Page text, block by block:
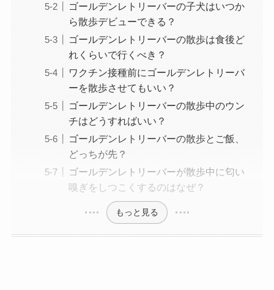
ゴールデンレトリーバーの子犬はいつか
ら散歩デビューできる？
ゴールデンレトリーバーの散歩は食後ど
れくらいで行くべき？
ワクチン接種前にゴールデンレトリーバ
ーを散歩させてもいい？
ゴールデンレトリーバーの散歩中のウン
チはどうすればいい？
ゴールデンレトリーバーの散歩とご飯、
どっちが先？
ゴールデンレトリーバーが散歩中に匂い
嗅ぎをしつこくするのはなぜ？
もっと見る